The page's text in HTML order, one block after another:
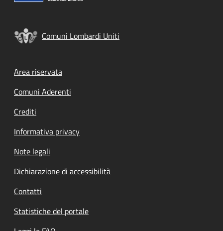
Comuni Lombardi Uniti
Footer menu
Area riservata
Comuni Aderenti
Crediti
Informativa privacy
Note legali
Dichiarazione di accessibilità
Contatti
Statistiche del portale